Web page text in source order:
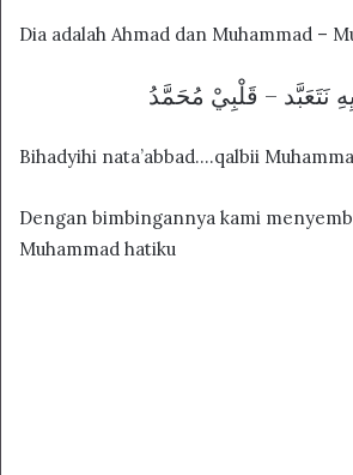
Dia adalah Ahmad dan Muhammad –
نَتَعَبَّد – قَلْبِيْ مُحَمَّدُ
Bihadyihi nata’abbad….qalbii
Dengan bimbingannya kami
Muhammad hatiku